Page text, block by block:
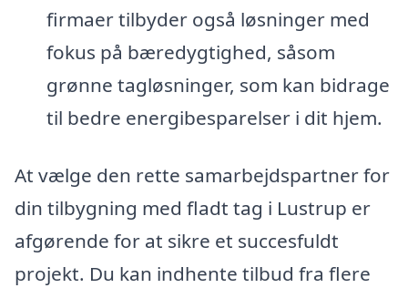
firmaer tilbyder også løsninger med
fokus på bæredygtighed, såsom
grønne tagløsninger, som kan bidrage
til bedre energibesparelser i dit hjem.
At vælge den rette samarbejdspartner for
din tilbygning med fladt tag i Lustrup er
afgørende for at sikre et succesfuldt
projekt. Du kan indhente tilbud fra flere